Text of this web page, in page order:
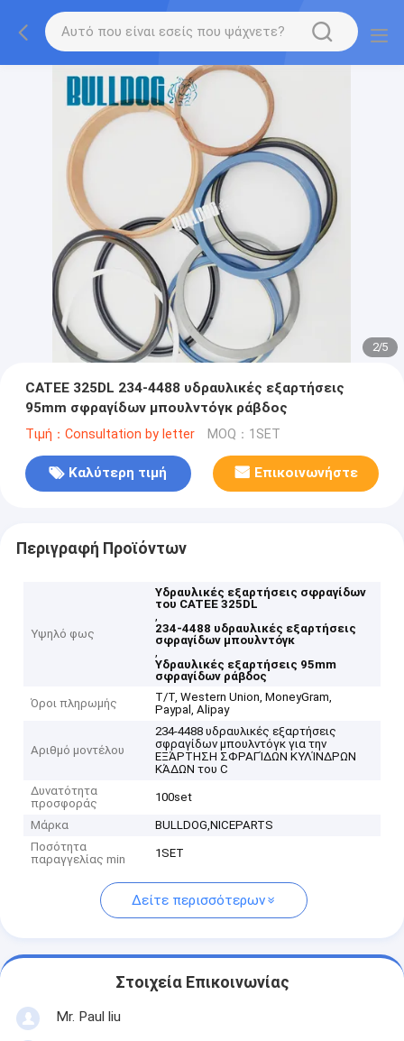
2/5
CATEE 325DL 234-4488 υδραυλικές εξαρτήσεις
95mm σφραγίδων μπουλντόγκ ράβδος
Τιμή：Consultation by letter MOQ：1SET
Καλύτερη τιμή Επικοινωνήστε
Περιγραφή Προϊόντων
Υψηλό φως
Υδραυλικές εξαρτήσεις σφραγίδων
του CATEE 325DL
,
234-4488 υδραυλικές εξαρτήσεις
σφραγίδων μπουλντόγκ
,
Υδραυλικές εξαρτήσεις 95mm
σφραγίδων ράβδος
Όροι πληρωμής
T/T, Western Union, MoneyGram,
Paypal, Alipay
Αριθμό μοντέλου
234-4488 υδραυλικές εξαρτήσεις
σφραγίδων μπουλντόγκ για την
ΕΞΆΡΤΗΣΗ ΣΦΡΑΓΊΔΩΝ ΚΥΛΊΝΔΡΩΝ
ΚΆΔΩΝ του C
Δυνατότητα
προσφοράς
100set
Μάρκα
BULLDOG,NICEPARTS
Ποσότητα
παραγγελίας min
1SET
Δείτε περισσότερων
Στοιχεία Επικοινωνίας
Mr. Paul liu